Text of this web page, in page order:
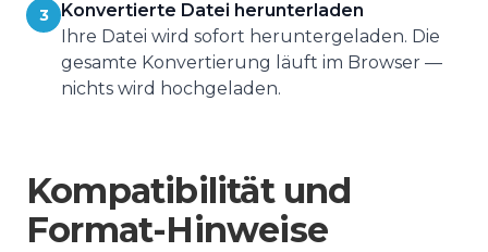
3
Konvertierte Datei herunterladen
Ihre Datei wird sofort heruntergeladen. Die
gesamte Konvertierung läuft im Browser —
nichts wird hochgeladen.
Kompatibilität und
Format-Hinweise